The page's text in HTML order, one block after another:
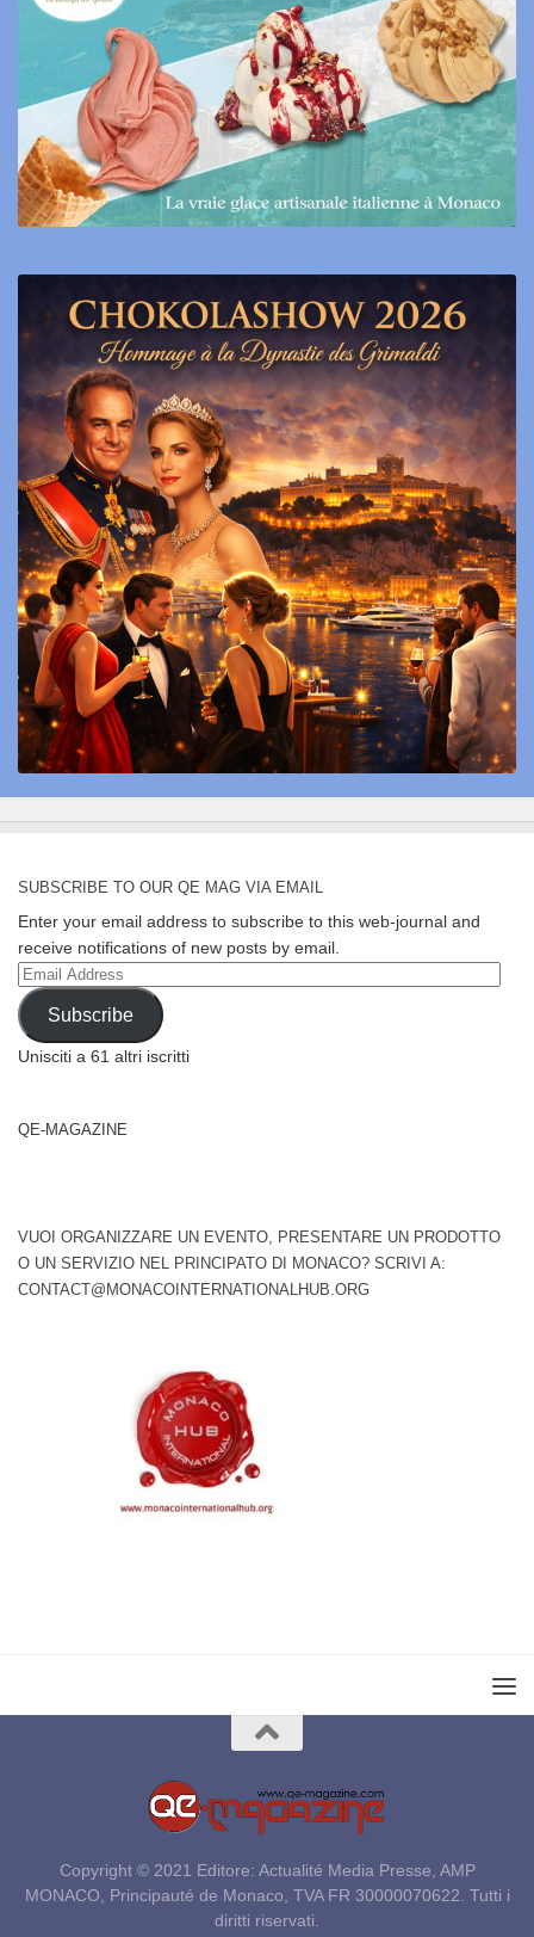
SUBSCRIBE TO OUR QE MAG VIA EMAIL
Enter your email address to subscribe to this web-journal and
receive notifications of new posts by email.
Email
Address
Subscribe
Unisciti a 61 altri iscritti
QE-MAGAZINE
VUOI ORGANIZZARE UN EVENTO, PRESENTARE UN PRODOTTO
O UN SERVIZIO NEL PRINCIPATO DI MONACO? SCRIVI A:
CONTACT@MONACOINTERNATIONALHUB.ORG
Copyright © 2021 Editore: Actualité Media Presse, AMP
MONACO, Principauté de Monaco, TVA FR 30000070622. Tutti i
diritti riservati.